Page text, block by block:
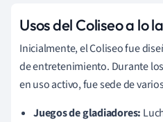
Usos del Coliseo a lo
Inicialmente, el Coliseo fue
de entretenimiento. Durante
en uso activo, fue sede de
Juegos de gladiadores: